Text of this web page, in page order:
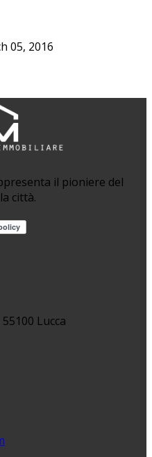
05, 2016
il pioniere del
città.
Lucca